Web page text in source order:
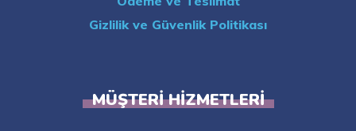
Gizlilik ve Güvenlik Politikası
MÜŞTERI HIZMETLERI